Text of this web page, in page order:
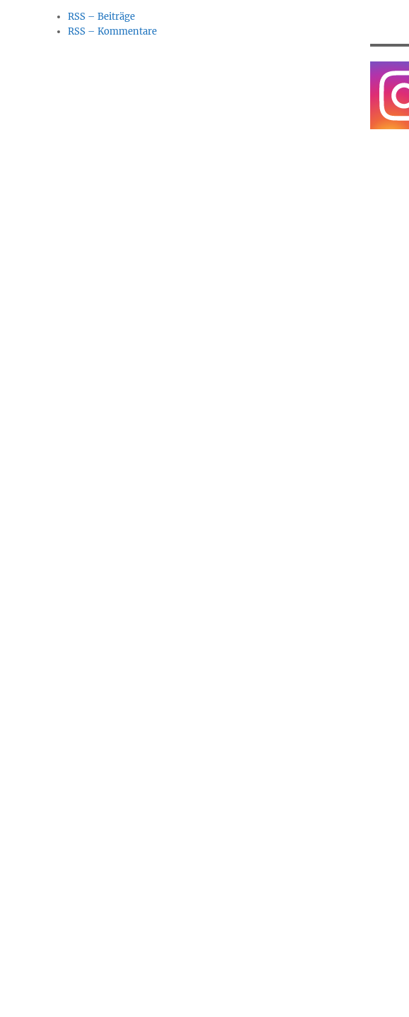
RSS – Beiträge
RSS – Kommentare